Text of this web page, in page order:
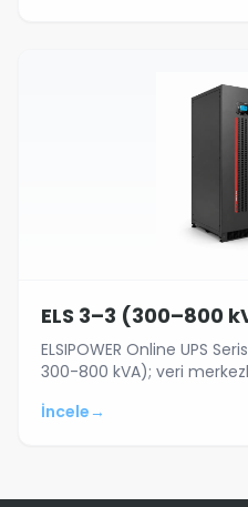
ELS 3–3 (300–800
ELSIPOWER Online UPS
300-800 kVA); veri
İncele →